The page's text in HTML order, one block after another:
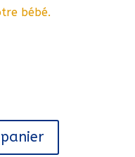
bébé.